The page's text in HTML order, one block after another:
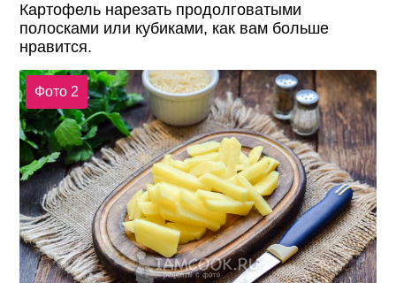
Картофель нарезать продолговатыми
полосками или кубиками, как вам больше
нравится.
Фото 2